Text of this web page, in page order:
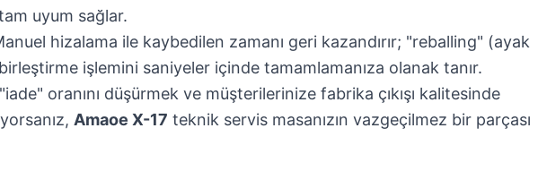
uyum sağlar.
hizalama ile kaybedilen zamanı geri kazandırır; "reballing" (ayak
işlemini saniyeler içinde tamamlamanıza olanak tanır.
oranını düşürmek ve müşterilerinize fabrika çıkışı kalitesinde
Amaoe X-17 teknik servis masanızın vazgeçilmez bir parçası